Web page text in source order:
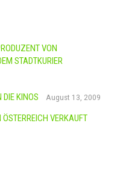
VON
STADTKURIER
DIE KINOS August 13, 2009
VERKAUFT